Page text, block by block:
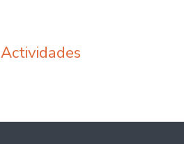
Actividades